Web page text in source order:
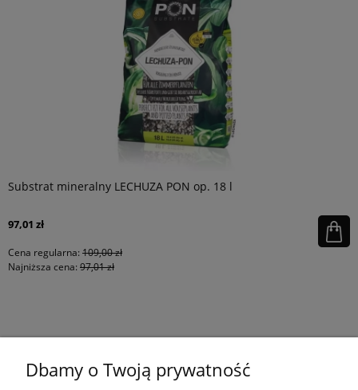
Substrat mineralny LECHUZA PON op. 18 l
97,01 zł
Cena regularna: 109,00 zł
Najniższa cena: 97,01 zł
Dbamy o Twoją prywatność